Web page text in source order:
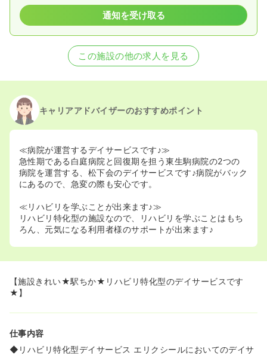
通知を受け取る
この施設の他の求人を見る
キャリアアドバイザーのおすすめポイント
≪病院が運営するデイサービスです♪≫
急性期である白庭病院と回復期を担う東生駒病院の2つの
病院を運営する、松下会のデイサービスです♪病院がバック
にあるので、急変の際も安心です。
≪リハビリを学ぶことが出来ます♪≫
リハビリ特化型の施設なので、リハビリを学ぶことはもち
ろん、元気になる利用者様のサポートが出来ます♪
【施設きれい★駅ちか★リハビリ特化型のデイサービスです
★】
仕事内容
◆リハビリ特化型デイサービス エリクシールにおいてのデイサ